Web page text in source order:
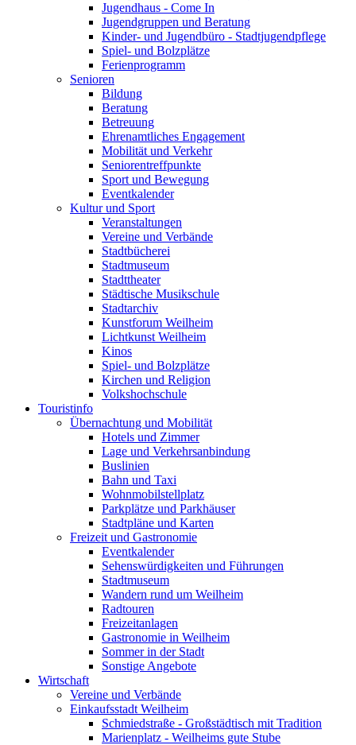
Jugendhaus - Come In
Jugendgruppen und Beratung
Kinder- und Jugendbüro - Stadtjugendpflege
Spiel- und Bolzplätze
Ferienprogramm
Senioren
Bildung
Beratung
Betreuung
Ehrenamtliches Engagement
Mobilität und Verkehr
Seniorentreffpunkte
Sport und Bewegung
Eventkalender
Kultur und Sport
Veranstaltungen
Vereine und Verbände
Stadtbücherei
Stadtmuseum
Stadttheater
Städtische Musikschule
Stadtarchiv
Kunstforum Weilheim
Lichtkunst Weilheim
Kinos
Spiel- und Bolzplätze
Kirchen und Religion
Volkshochschule
Touristinfo
Übernachtung und Mobilität
Hotels und Zimmer
Lage und Verkehrsanbindung
Buslinien
Bahn und Taxi
Wohnmobilstellplatz
Parkplätze und Parkhäuser
Stadtpläne und Karten
Freizeit und Gastronomie
Eventkalender
Sehenswürdigkeiten und Führungen
Stadtmuseum
Wandern rund um Weilheim
Radtouren
Freizeitanlagen
Gastronomie in Weilheim
Sommer in der Stadt
Sonstige Angebote
Wirtschaft
Vereine und Verbände
Einkaufsstadt Weilheim
Schmiedstraße - Großstädtisch mit Tradition
Marienplatz - Weilheims gute Stube